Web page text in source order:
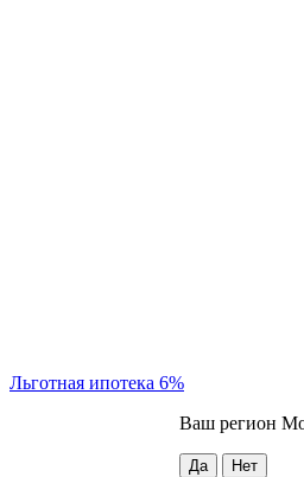
Льготная ипотека 6%
Ваш регион